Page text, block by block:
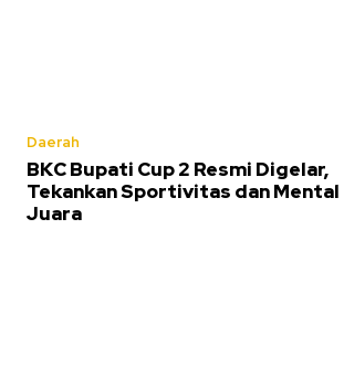
Daerah
BKC Bupati Cup 2 Resmi Digelar,
Tekankan Sportivitas dan Mental
Juara